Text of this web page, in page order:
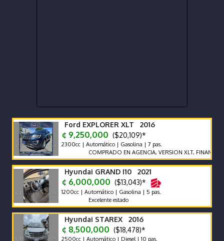
Ford EXPLORER XLT 2016
¢ 9,250,000 ($20,109)*
2300cc | Automático | Gasolina | 7 pas.
COMPRADO EN AGENCIA, VERSION XLT,
Hyundai GRAND I10 2021
¢ 6,000,000 ($13,043)*
1200cc | Automático | Gasolina | 5 pas.
Excelente estado
Hyundai STAREX 2016
¢ 8,500,000 ($18,478)*
2500cc | Automático | Diesel | 10 pas.